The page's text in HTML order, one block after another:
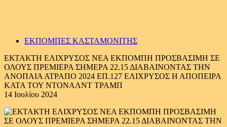
ΕΚΠΟΜΠΕΣ ΚΑΣΤΑΜΟΝΙΤΗΣ
ΕΚΤΑΚΤΗ ΕΛΙΧΡΥΣΟΣ ΝΕΑ ΕΚΠΟΜΠΗ ΠΡΟΣΒΑΣΙΜΗ ΣΕ
ΟΛΟΥΣ ΠΡΕΜΙΕΡΑ ΣΗΜΕΡΑ 22.15 ΔΙΑΒΑΙΝΟΝΤΑΣ ΤΗΝ
ΑΝΟΠΑΙΑ ΑΤΡΑΠΟ 2024 ΕΠ.127 ΕΛΙΧΡΥΣΟΣ Η ΑΠΟΠΕΙΡΑ
ΚΑΤΑ ΤΟΥ NTONAΛΝΤ ΤΡΑΜΠ
14 Ιουλίου 2024